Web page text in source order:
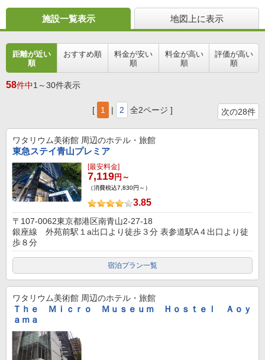
施設一覧表示 地図上に表示
距離が近い
順
おすすめ順
料金が安い
順
料金が高い
順
評価が高い
順
58件中1～30件表示
[ 1 | 2 全2ページ ] 次の28件
ワタリウム美術館 周辺のホテル・旅館
東急ステイ青山プレミア
[最安料金]
7,119円～
（消費税込7,830円～）
3.85
〒107-0062東京都港区南青山2-27-18
銀座線 外苑前駅１a出口より徒歩３分 表参道駅A４出口より徒
歩８分
宿泊プラン一覧
ワタリウム美術館 周辺のホテル・旅館
Ｔｈｅ Ｍｉｃｒｏ Ｍｕｓｅｕｍ Ｈｏｓｔｅｌ Ａｏｙ
ａｍａ